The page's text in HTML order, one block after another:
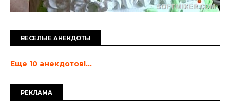
ВЕСЕЛЫЕ АНЕКДОТЫ
Еще 10 анекдотов!...
РЕКЛАМА